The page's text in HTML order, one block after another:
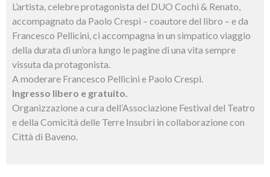
L’artista, celebre protagonista del DUO Cochi & Renato,
accompagnato da Paolo Crespi – coautore del libro – e da
Francesco Pellicini, ci accompagna in un simpatico viaggio
della durata di un’ora lungo le pagine di una vita sempre
vissuta da protagonista.
A moderare Francesco Pellicini e Paolo Crespi.
Ingresso libero e gratuito.
Organizzazione a cura dell’Associazione Festival del Teatro
e della Comicità delle Terre Insubri in collaborazione con
Città di Baveno.